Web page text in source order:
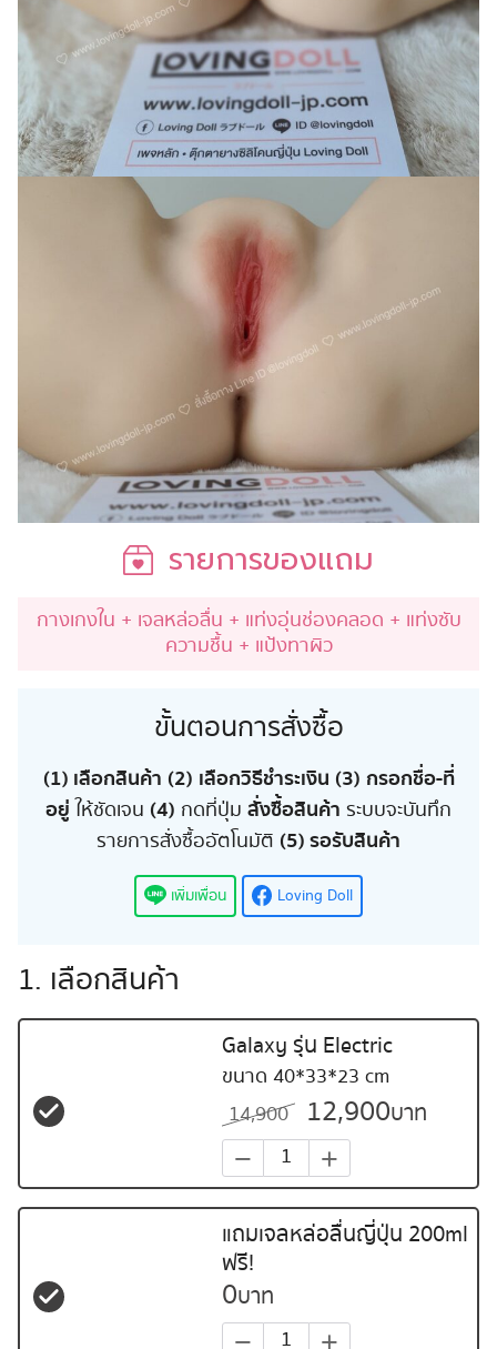
รายการของแถม
กางเกงใน + เจลหล่อลื่น + แท่งอุ่นช่องคลอด + แท่งซับ
ความชื้น + แป้งทาผิว
ขั้นตอนการสั่งซื้อ
(1) เลือกสินค้า (2) เลือกวิธีชำระเงิน (3) กรอกชื่อ-ที่
อยู่ ให้ชัดเจน (4) กดที่ปุ่ม สั่งซื้อสินค้า ระบบจะบันทึก
รายการสั่งซื้ออัตโนมัติ (5) รอรับสินค้า
เพิ่มเพื่อน Loving Doll
1. เลือกสินค้า
Galaxy รุ่น Electric
ขนาด 40*33*23 cm
14,900
12,900บาท
−
+
แถมเจลหล่อลื่นญี่ปุ่น 200ml
ฟรี!
0บาท
−
+